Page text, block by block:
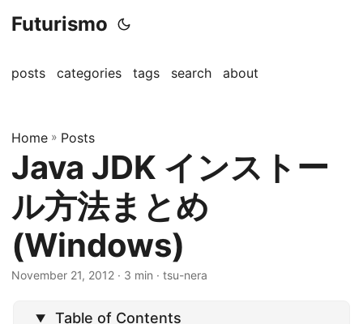
Futurismo
posts categories tags search about
Home » Posts
Java JDK インストー
ル方法まとめ
(Windows)
November 21, 2012 · 3 min · tsu-nera
Table of Contents